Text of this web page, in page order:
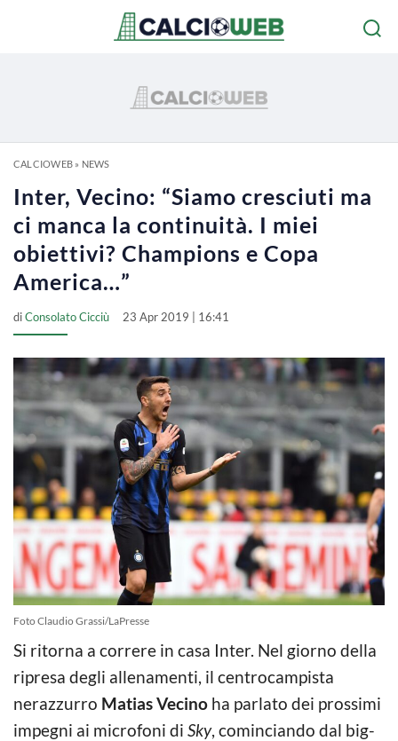
CALCIOWEB» NEWS
Inter, Vecino: “Siamo cresciuti ma
ci manca la continuità. I miei
obiettivi? Champions e Copa
America…”
diConsolato Cicciù 23 Apr 2019 | 16:41
Foto Claudio Grassi/LaPresse
Si ritorna a correre in casa Inter. Nel giorno della
ripresa degli allenamenti, il centrocampista
nerazzurro Matias Vecino ha parlato dei prossimi
impegni ai microfoni di Sky, cominciando dal big-